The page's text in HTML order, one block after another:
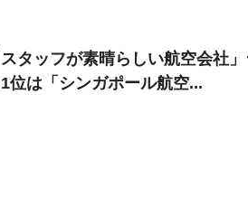
スタッフが素晴らしい航空会社
位は「シンガポール航空...